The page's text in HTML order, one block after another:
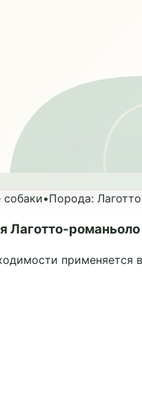
собаки•Порода:
Лаготто-романьоло